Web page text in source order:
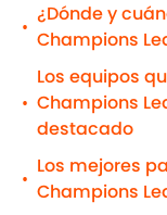
•
¿Dónde y
Champions
•
Los equipos
Champions
destacado
•
Los mejores
Champions